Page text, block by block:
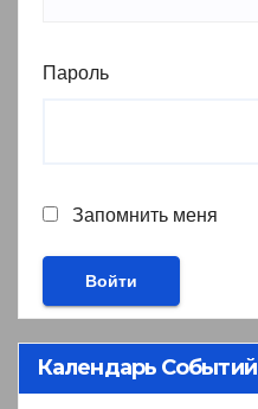
Пароль
Запомнить меня
Календарь Событий